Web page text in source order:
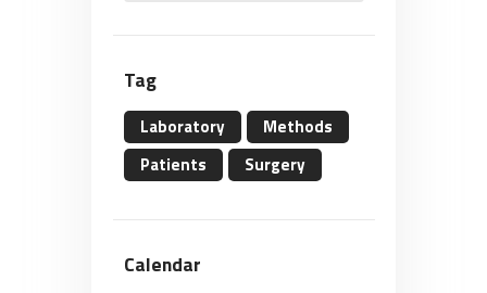
Tag
Laboratory
Methods
Patients
Surgery
Calendar